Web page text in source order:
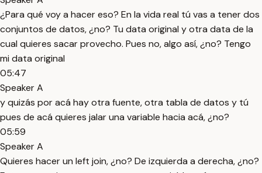
¿Para qué voy a hacer eso? En la vida real tú vas a tener dos
conjuntos de datos, ¿no? Tu data original y otra data de la
cual quieres sacar provecho. Pues no, algo así, ¿no? Tengo
mi data original
05:47
Speaker A
y quizás por acá hay otra fuente, otra tabla de datos y tú
pues de acá quieres jalar una variable hacia acá, ¿no?
05:59
Speaker A
Quieres hacer un left join, ¿no? De izquierda a derecha, ¿no?